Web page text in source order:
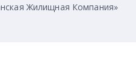
Жилищная Компания»